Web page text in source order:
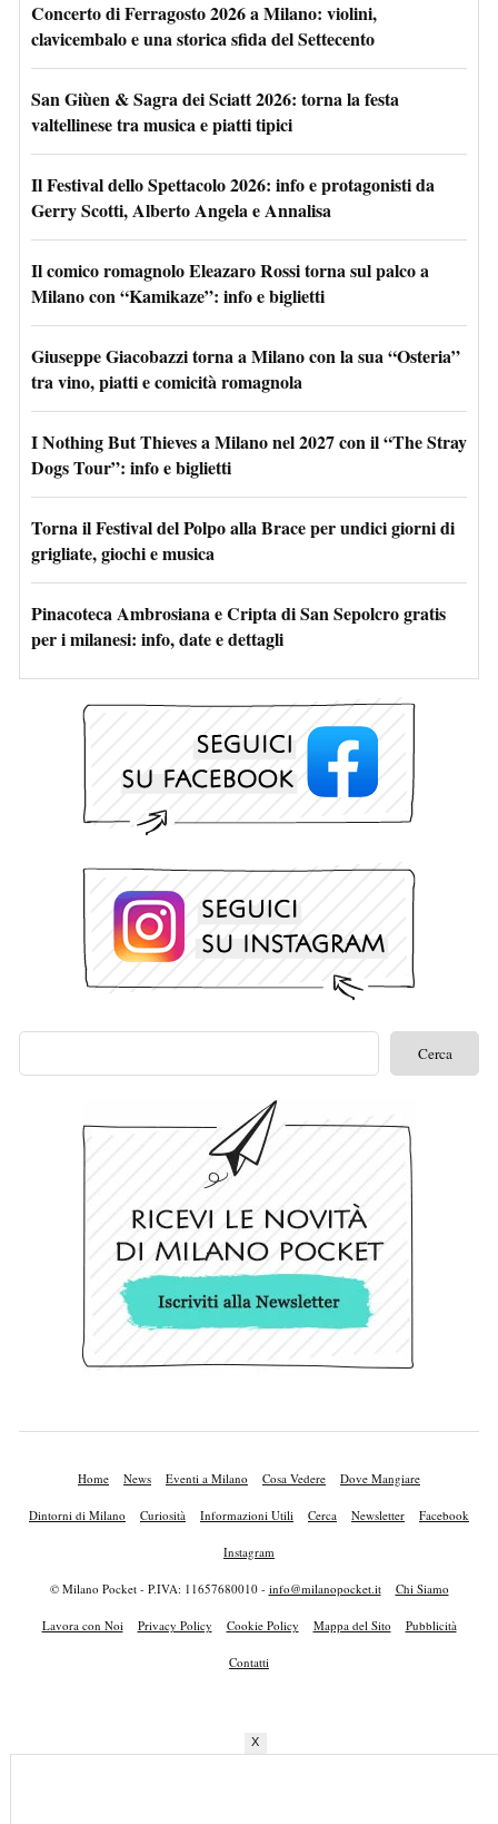
Concerto di Ferragosto 2026 a Milano: violini,
clavicembalo e una storica sfida del Settecento
San Giùen & Sagra dei Sciatt 2026: torna la festa
valtellinese tra musica e piatti tipici
Il Festival dello Spettacolo 2026: info e protagonisti da
Gerry Scotti, Alberto Angela e Annalisa
Il comico romagnolo Eleazaro Rossi torna sul palco a
Milano con “Kamikaze”: info e biglietti
Giuseppe Giacobazzi torna a Milano con la sua “Osteria”
tra vino, piatti e comicità romagnola
I Nothing But Thieves a Milano nel 2027 con il “The Stray
Dogs Tour”: info e biglietti
Torna il Festival del Polpo alla Brace per undici giorni di
grigliate, giochi e musica
Pinacoteca Ambrosiana e Cripta di San Sepolcro gratis
per i milanesi: info, date e dettagli
Home News Eventi a Milano Cosa Vedere Dove Mangiare
Dintorni di Milano Curiosità Informazioni Utili Cerca Newsletter Facebook
Instagram
© Milano Pocket - P.IVA: 11657680010 - info@milanopocket.it Chi Siamo
Lavora con Noi Privacy Policy Cookie Policy Mappa del Sito Pubblicità
Contatti
X